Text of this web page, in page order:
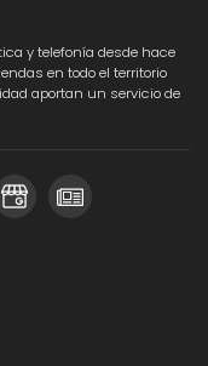
y telefonía desde hace
en todo el territorio
aportan un servicio de